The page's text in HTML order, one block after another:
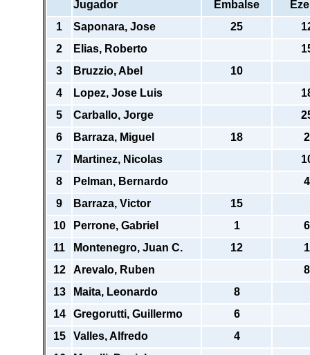
Jugador Embalse
1
Saponara, Jose 25
2
Elias, Roberto
3
Bruzzio, Abel
10
4
Lopez, Jose Luis
5
Carballo, Jorge
6
Barraza, Miguel 18
2
7
Martinez, Nicolas
8
Pelman, Bernardo
4
9
Barraza, Victor
15
10
Perrone, Gabriel 1
6
11
Montenegro, Juan C. 12
1
12
Arevalo, Ruben
8
13
Maita, Leonardo
8
14
Gregorutti, Guillermo
6
15
Valles, Alfredo
4